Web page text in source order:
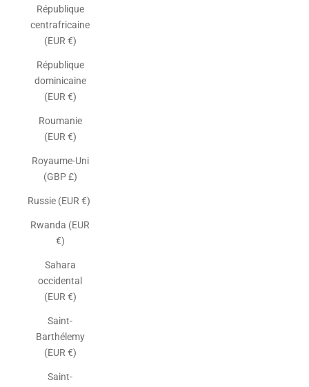
République
centrafricaine
(EUR €)
République
dominicaine
(EUR €)
Roumanie
(EUR €)
Royaume-Uni
(GBP £)
Russie (EUR €)
Rwanda (EUR
€)
Sahara
occidental
(EUR €)
Saint-
Barthélemy
(EUR €)
Saint-